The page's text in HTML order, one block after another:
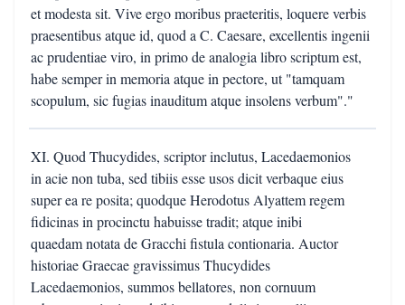
et modesta sit. Vive ergo moribus praeteritis, loquere verbis
praesentibus atque id, quod a C. Caesare, excellentis ingenii
ac prudentiae viro, in primo de analogia libro scriptum est,
habe semper in memoria atque in pectore, ut "tamquam
scopulum, sic fugias inauditum atque insolens verbum"."
XI. Quod Thucydides, scriptor inclutus, Lacedaemonios
in acie non tuba, sed tibiis esse usos dicit verbaque eius
super ea re posita; quodque Herodotus Alyattem regem
fidicinas in procinctu habuisse tradit; atque inibi
quaedam notata de Gracchi fistula contionaria. Auctor
historiae Graecae gravissimus Thucydides
Lacedaemonios, summos bellatores, non cornuum